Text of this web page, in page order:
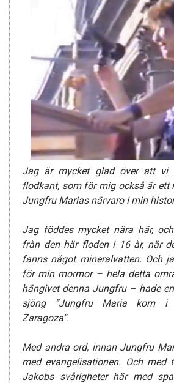
Jag är mycket glad över att vi
flodkant, som för mig också är ett
Jungfru Marias närvaro i min
Jag föddes mycket nära här,
från den här floden i 16 år, när
fanns något mineralvatten. Och
för min mormor – hela detta
hängivet denna Jungfru – hade
sjöng ”Jungfru Maria kom
Zaragoza”.
Med andra ord, innan Jungfru
med evangelisationen. Och med
Jakobs svårigheter här med